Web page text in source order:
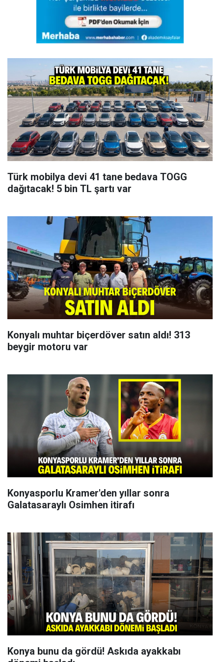
Türk mobilya devi 41 tane bedava TOGG
dağıtacak! 5 bin TL şartı var
Konyalı muhtar biçerdöver satın aldı! 313
beygir motoru var
Konyasporlu Kramer'den yıllar sonra
Galatasaraylı Osimhen itirafı
Konya bunu da gördü! Askıda ayakkabı